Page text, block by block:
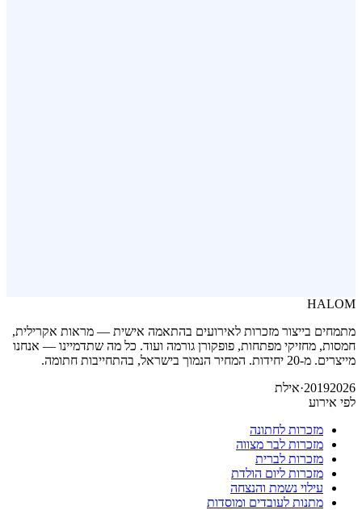
HALOM
מתמחים בייצור מזכרות לאירועים בהתאמה אישית — מראות אקרילית,
חמסות, מחזיקי מפתחות, פופקורן גורמה ועוד. כל מה שתדמיינו — אנחנו
מייצרים. מ-20 יחידות. המחיר הנמוך בישראל, בהתחייבות חתומה.
20192026
·אילת
לפי אירוע
מזכרות לחתונה
מזכרות לבר מצווה
מזכרות לברית
מזכרות ליום הולדת
עילוי נשמת והנצחה
מתנות לעובדים ומוסדות